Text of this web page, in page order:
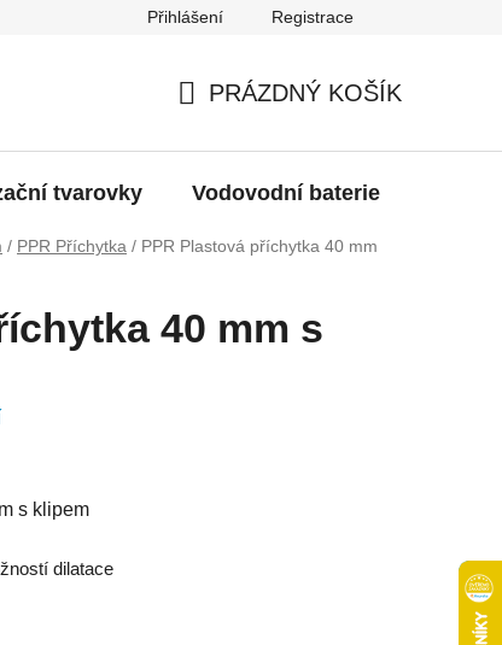
Přihlášení Registrace
KOŠÍK
PRÁZDNÝ KOŠÍK
tvarovky Vodovodní baterie
/ PPR Příchytka / PPR Plastová příchytka 40 mm
40 mm s
s klipem
dilatace